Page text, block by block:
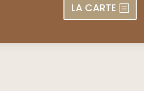
LA CARTE